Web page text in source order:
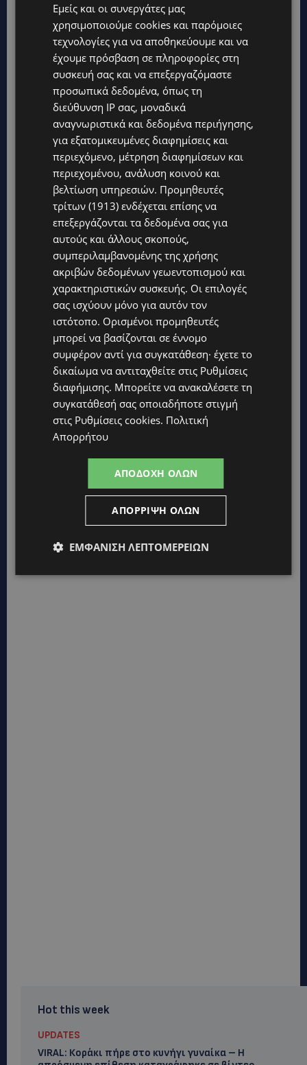
σιγουριά και σεβασμό, ακόμα κι όταν γύρω σου
δεν βρίσκεις τα ίδια. Ο δρόμος σου είναι δικός
σου και κανείς δεν μπορεί να τον διαβεί με την
ίδια δύναμη που έχεις εσύ.
Η ζωή θα συνεχίσει τον
κύκλο της. Οι πράξεις
του καθενός
επιστρέφουν πάντα –
με τρόπους που μόνο η
ίδια η ζωή μπορεί να
ορίσει
ΔΙΑΒΑΣΤΕ ΕΠΙΣΗΣ:
Οι καθημερινές πράξεις αποδεικνύουν την
ποιότητα του χαρακτήρα ενός ανθρώπου
Hot this week
UPDATES
VIRAL: Κοράκι πήρε στο κυνήγι γυναίκα – Η
Εμείς και οι συνεργάτες μας
χρησιμοποιούμε cookies και παρόμοιες
τεχνολογίες για να αποθηκεύουμε και να
έχουμε πρόσβαση σε πληροφορίες στη
συσκευή σας και να επεξεργαζόμαστε
προσωπικά δεδομένα, όπως τη
διεύθυνση IP σας, μοναδικά
αναγνωριστικά και δεδομένα περιήγησης,
για εξατομικευμένες διαφημίσεις και
περιεχόμενο, μέτρηση διαφημίσεων και
περιεχομένου, ανάλυση κοινού και
βελτίωση υπηρεσιών. Προμηθευτές
τρίτων (1913) ενδέχεται επίσης να
επεξεργάζονται τα δεδομένα σας για
αυτούς και άλλους σκοπούς,
συμπεριλαμβανομένης της χρήσης
ακριβών δεδομένων γεωεντοπισμού και
χαρακτηριστικών συσκευής. Οι επιλογές
σας ισχύουν μόνο για αυτόν τον
ιστότοπο. Ορισμένοι προμηθευτές
μπορεί να βασίζονται σε έννομο
συμφέρον αντί για συγκατάθεση· έχετε το
δικαίωμα να αντιταχθείτε στις Ρυθμίσεις
διαφήμισης. Μπορείτε να ανακαλέσετε τη
συγκατάθεσή σας οποιαδήποτε στιγμή
στις Ρυθμίσεις cookies. Πολιτική
Απορρήτου
ΑΠΟΔΟΧΉ ΌΛΩΝ
ΑΠΌΡΡΙΨΗ ΌΛΩΝ
ΕΜΦΆΝΙΣΗ ΛΕΠΤΟΜΕΡΕΙΏΝ